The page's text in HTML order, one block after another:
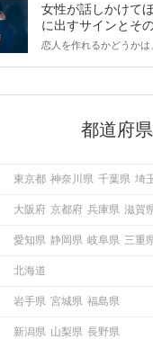
女性が話しかけて
に出すサインとそ
は？
恋人を作れるかどうかは
から恋人作りを本格的
している方は、女性が
この記事では、女性が
しく解説した後、婚活イ
ような行動に繋げるべき
都道府
東京都 神奈川県 千葉県 埼
大阪府 京都府 兵庫県 滋賀
愛知県 静岡県 岐阜県 三重
北海道
岩手県 宮城県 福島県
新潟県 山梨県 長野県